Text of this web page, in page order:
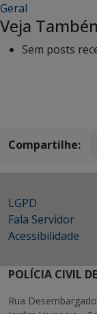
Geral
Veja
Sem posts
Compartilhe:
LGPD
Fala Servidor
Acessibilidade
POLÍCIA CIVIL
Rua